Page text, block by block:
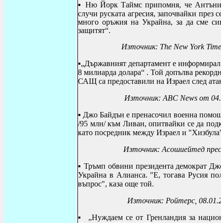
▪ Ню Йорк Таймс припомня, че Антъни
случи руската агресия, започвайки
много оръжия на Украйна, за да сме
защитят“.
Източник: The New York Times
▪„Държавният департамент е
8 милиарда долара“ . Той допълва
САЩ са предоставили на Израел след
Източник: ABC News от
▪ Джо Байдън е пренасочил военна
/95 млн/ към Ливан, опитвайки се да
като посредник между Израел и
Източник: Асошиейтед
▪ Тръмп обвини президента демократ
Украйна в Алианса. "Е, тогава Русия
въпрос", каза още той.
Източник: Ройтерс,
▪
„Нуждаем се от Гренландия за